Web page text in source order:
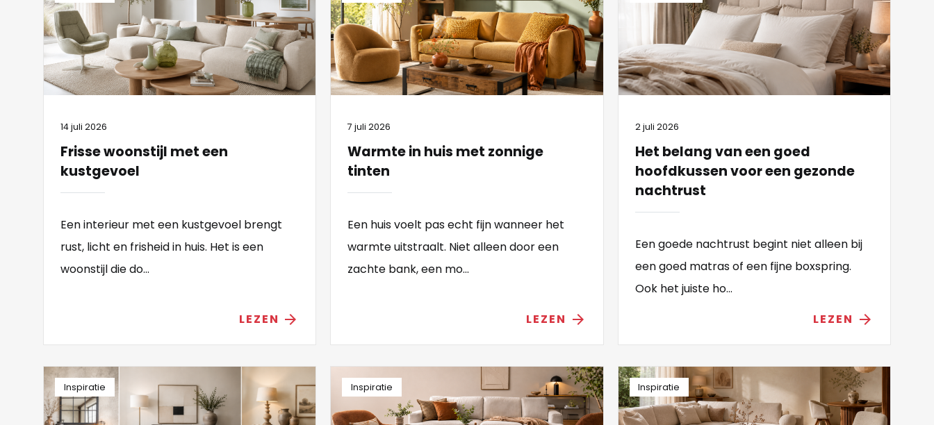
14 juli 2026
Frisse woonstijl met een
kustgevoel
Een interieur met een kustgevoel brengt
rust, licht en frisheid in huis. Het is een
woonstijl die do...
LEZEN arrow_forward
7 juli 2026
Warmte in huis met zonnige
tinten
Een huis voelt pas echt fijn wanneer het
warmte uitstraalt. Niet alleen door een
zachte bank, een mo...
LEZEN arrow_forward
2 juli 2026
Het belang van een goed
hoofdkussen voor een gezonde
nachtrust
Een goede nachtrust begint niet alleen bij
een goed matras of een fijne boxspring.
Ook het juiste ho...
LEZEN arrow_forward
Inspiratie Inspiratie Inspiratie